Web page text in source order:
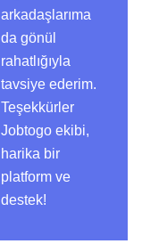
arkadaşlarıma
da gönül
rahatlığıyla
tavsiye ederim.
Teşekkürler
Jobtogo ekibi,
harika bir
platform ve
destek!